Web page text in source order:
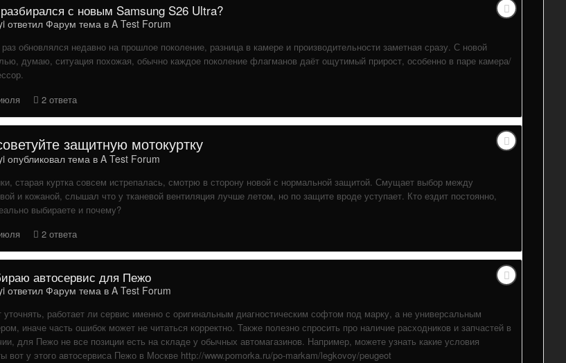
с новым Samsung S26 Ultra?
ответил Фарум тема в A Test Forum
обновлялся недавно на прошлое поколение, разница в камере и производительности заметная сразу. С новой
думаю, ситуация похожая, обычно каждое поколение флагманов даёт ощутимый прирост, особенно в паре камера/
2 ответа
защитную мотокуртку
опубликовал тема в A Test Forum
старая куртка совсем истрепалась, смотрю в сторону новой с нормальной защитой. Смущает выбор между
и кожаной, слышал что у тканевой вентиляция лучше летом, но по защите вроде уступает. Кто ездит постоянно,
выбираете и почему?
2 ответа
автосервис для Пежо
ответил Фарум тема в A Test Forum
уточнять, работает ли сервис именно с оригинальным диагностическим софтом под марку, а не универсальным
иначе часть ошибок может не читаться корректно. Также полезно спросить про наличие расходников и запчастей в
для Пежо не все позиции есть на складе у обычных автомагазинов. Например, можете узнать какие условия
вот у этого автосервиса Пежо в Москве http://www.pomorka.ru/po-markam/legkovoy/peugeot